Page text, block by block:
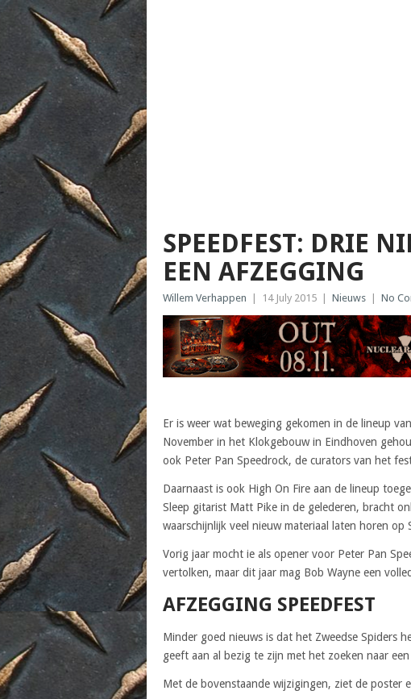
SPEEDFEST: DRIE
EEN AFZEGGING
Willem Verhappen 14 July 2015 Nieuws No
Er is weer wat beweging gekomen in de lineup
November in het Klokgebouw in Eindhoven
ook Peter Pan Speedrock, de curators van het
Daarnaast is ook High On Fire aan de lineup
Sleep gitarist Matt Pike in de gelederen, bracht
waarschijnlijk veel nieuw materiaal laten horen op
Vorig jaar mocht ie als opener voor Peter Pan
vertolken, maar dit jaar mag Bob Wayne een
AFZEGGING SPEEDFEST
Minder goed nieuws is dat het Zweedse Spiders
geeft aan al bezig te zijn met het zoeken naar
Met de bovenstaande wijzigingen, ziet de poster